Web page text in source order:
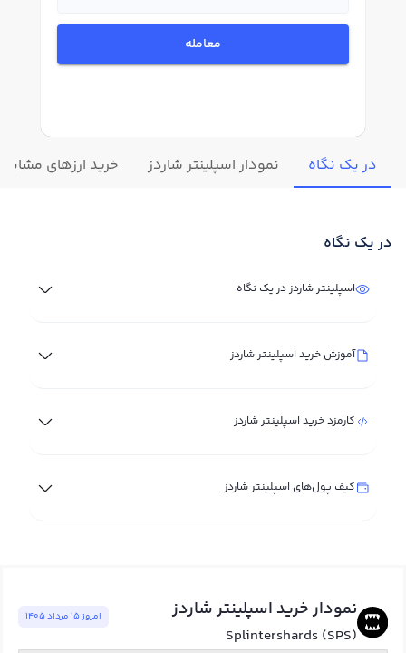
معامله
در یک نگاه نمودار اسپلینتر شاردز خرید ارزهای مشابه
در یک نگاه
اسپلینتر شاردز در یک نگاه
آموزش خرید اسپلینتر شاردز
کارمزد خرید اسپلینتر شاردز
کیف پول‌های اسپلینتر شاردز
نمودار خرید اسپلینتر شاردز
Splintershards (SPS)
امروز ١٥ مرداد ١٤٠٥